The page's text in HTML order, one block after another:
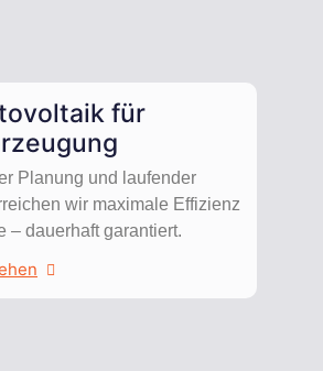
für
Planung und laufender
wir maximale Effizienz
– dauerhaft garantiert.